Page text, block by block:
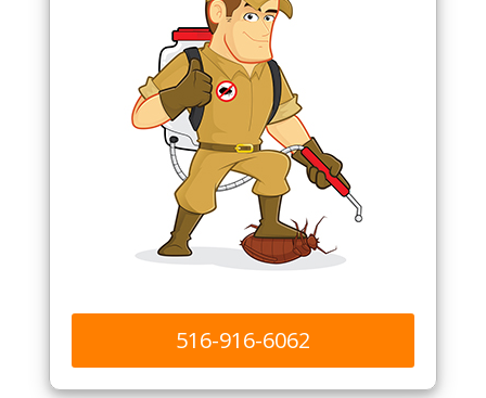
516-916-6062